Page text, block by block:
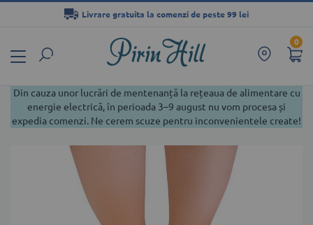
0
Livrare gratuita la comenzi de peste 99 lei
Conținut
Din cauza unor lucrări de mentenanță la rețeaua de alimentare cu
energie electrică, în perioada 3–9 august nu vom procesa și
expedia comenzi. Ne cerem scuze pentru inconvenientele create!